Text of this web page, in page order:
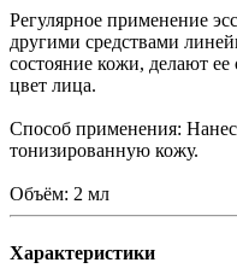
Регулярное применение
другими средствами
состояние кожи, делают
цвет лица.
Способ применения:
тонизированную кожу.
Объём: 2 мл
Характеристики